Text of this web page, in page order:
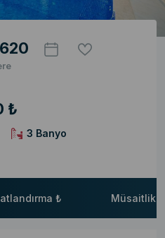
₺
3 Banyo
₺ Müsaitlik